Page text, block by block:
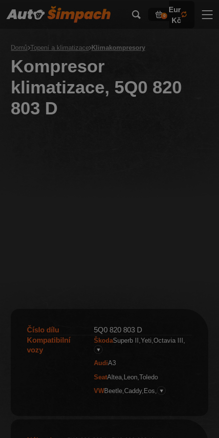
0
Eur
Kč
Domů Topení a klimatizace Klimakompresory
Kompresor
klimatizace, 5Q0 820
803 D
Číslo dílu
5Q0 820 803 D
Kompatibilní
vozy
ŠkodaSuperb II Yeti Octavia III
▼
AudiA3
SeatAltea Leon Toledo
VWBeetle Caddy Eos ▼